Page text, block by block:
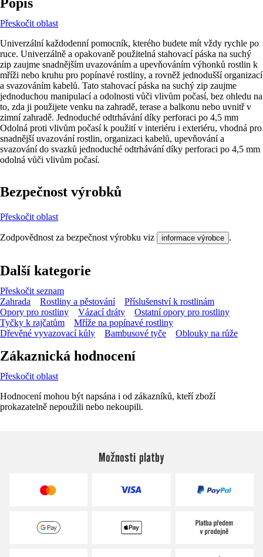
Přeskočit oblast
Univerzální každodenní pomocník, kterého budete mít vždy rychle po
ruce. Univerzálně a opakovaně použitelná stahovací páska na suchý
zip zaujme snadnějším uvazováním a upevňováním výhonků rostlin k
mříži nebo kruhu pro popínavé rostliny, a rovněž jednodušší organizací
a svazováním kabelů. Tato stahovací páska na suchý zip zaujme
jednoduchou manipulací a odolnosti vůči vlivům počasí, bez ohledu na
to, zda ji použijete venku na zahradě, terase a balkonu nebo uvnitř v
zimní zahradě. Jednoduché odtrhávání díky perforaci po 4,5 mm
Odolná proti vlivům počasí k použití v interiéru i exteriéru, vhodná pro
snadnější uvazování rostlin, organizaci kabelů, upevňování a
svazování do svazků jednoduché odtrhávání díky perforaci po 4,5 mm
odolná vůči vlivům počasí.
Bezpečnost výrobků
Přeskočit oblast
Zodpovědnost za bezpečnost výrobku viz informace výrobce .
Další kategorie
Přeskočit seznam
Zahrada
Rostliny a pěstování
Příslušenství k rostlinám
Opory pro rostliny
Vázací dráty
Ostatní opory pro rostliny
Tyčky k rajčatům
Mříže na popínavé rostliny
Dřevěné vyvazovací kůly
Bambusové tyče Oblouky na růže
Zákaznická hodnocení
Přeskočit oblast
Hodnocení mohou být napsána i od zákazníků, kteří zboží
prokazatelně nepoužili nebo nekoupili.
Možnosti platby